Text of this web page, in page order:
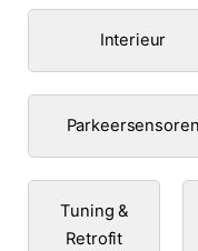
Interieur
Parkeersensoren
Tuning &
Retrofit